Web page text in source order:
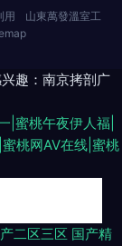
用
山東萬發溫室工
趣：南京拷剖广
|蜜桃午夜伊人福|
桃网AV在线|蜜桃
二区三区 国产精